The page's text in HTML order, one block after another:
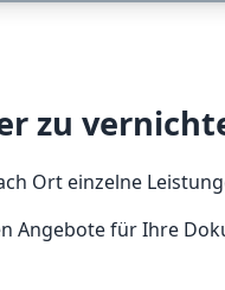
zu
Ort einzelne
Angebote für Ihre